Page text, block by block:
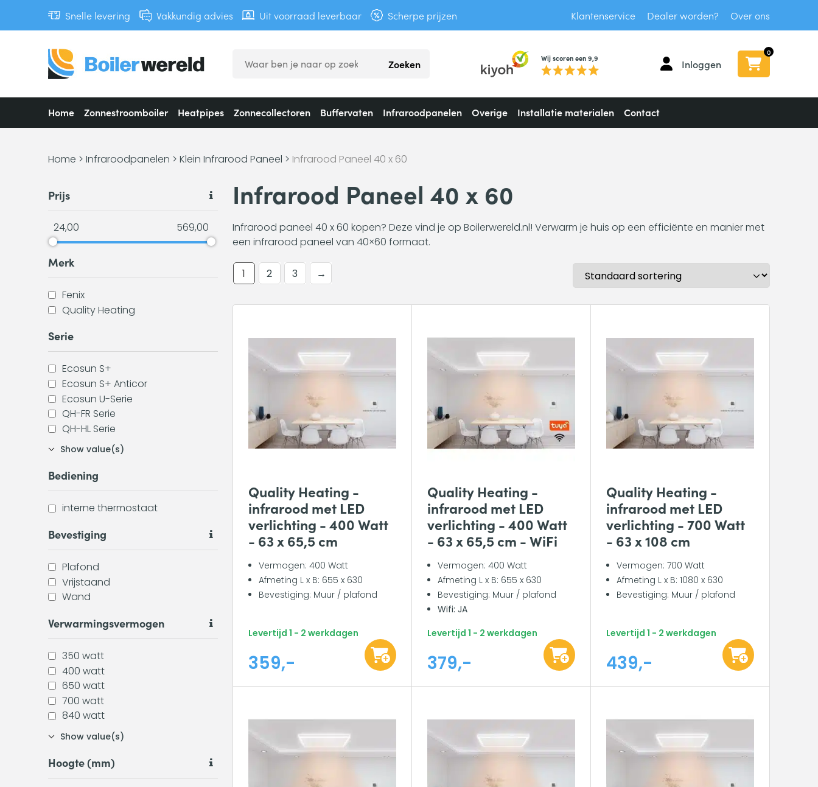
Snelle levering Vakkundig advies Uit voorraad leverbaar Scherpe prijzen Klantenservice Dealer worden? Over ons
Zoeken Wij scoren een 9,9 Inloggen
0
Home Zonnestroomboiler Heatpipes Zonnecollectoren Buffervaten Infraroodpanelen Overige Installatie materialen Contact
Home >Infraroodpanelen >Klein Infrarood Paneel > Infrarood Paneel 40 x 60
Prijs
24,00 569,00
Merk
Fenix
Quality Heating
Serie
Ecosun S+
Ecosun S+ Anticor
Ecosun U-Serie
QH-FR Serie
QH-HL Serie
Show value(s)
Bediening
interne thermostaat
Bevestiging
Plafond
Vrijstaand
Wand
Verwarmingsvermogen
350 watt
400 watt
650 watt
700 watt
840 watt
Show value(s)
Hoogte (mm)
Infrarood Paneel 40 x 60
Infrarood paneel 40 x 60 kopen? Deze vind je op Boilerwereld.nl! Verwarm je huis op een efficiënte en manier met
een infrarood paneel van 40×60 formaat.
1 2 3 →
Quality Heating -
infrarood met LED
verlichting - 400 Watt
- 63 x 65,5 cm
Vermogen: 400 Watt
Afmeting L x B: 655 x 630
Bevestiging: Muur / plafond
Levertijd 1 - 2 werkdagen
359,-
Quality Heating -
infrarood met LED
verlichting - 400 Watt
- 63 x 65,5 cm - WiFi
Vermogen: 400 Watt
Afmeting L x B: 655 x 630
Bevestiging: Muur / plafond
Wifi: JA
Levertijd 1 - 2 werkdagen
379,-
Quality Heating -
infrarood met LED
verlichting - 700 Watt
- 63 x 108 cm
Vermogen: 700 Watt
Afmeting L x B: 1080 x 630
Bevestiging: Muur / plafond
Levertijd 1 - 2 werkdagen
439,-